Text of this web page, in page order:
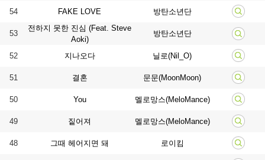
54 FAKE LOVE 방탄소년단
53
전하지 못한 진심 (Feat. Steve
Aoki)
방탄소년단
52 지나오다 닐로(Nil_O)
51 결혼 문문(MoonMoon)
50 You 멜로망스(MeloMance)
49 짙어져 멜로망스(MeloMance)
48 그때 헤어지면 돼 로이킴